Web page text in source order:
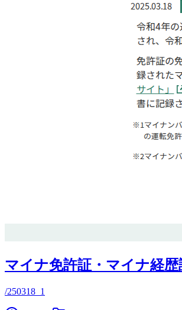
マイナ免許証・マイナ経
/250318_1